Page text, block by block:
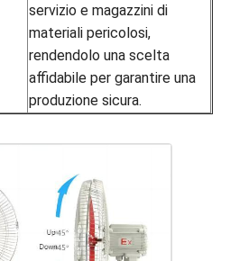
servizio e magazzini di
materiali pericolosi,
rendendolo una scelta
affidabile per garantire una
produzione sicura.